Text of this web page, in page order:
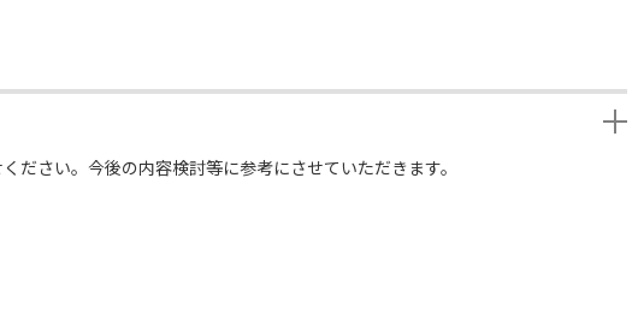
ださい。今後の内容検討等に参考にさせていただきます。